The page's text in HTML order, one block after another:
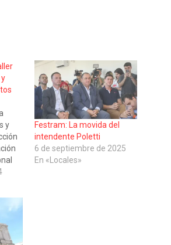
y
Festram: La movida del
intendente Poletti
6 de septiembre de 2025
En «Locales»